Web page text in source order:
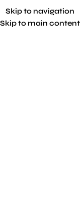
Skip to navigation
Skip to main content